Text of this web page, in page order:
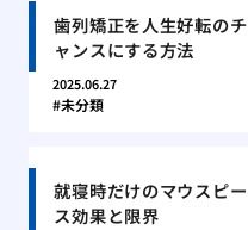
歯列矯正を人生好転のチ
ャンスにする方法
2025.06.27
未分類
就寝時だけのマウスピー
ス効果と限界